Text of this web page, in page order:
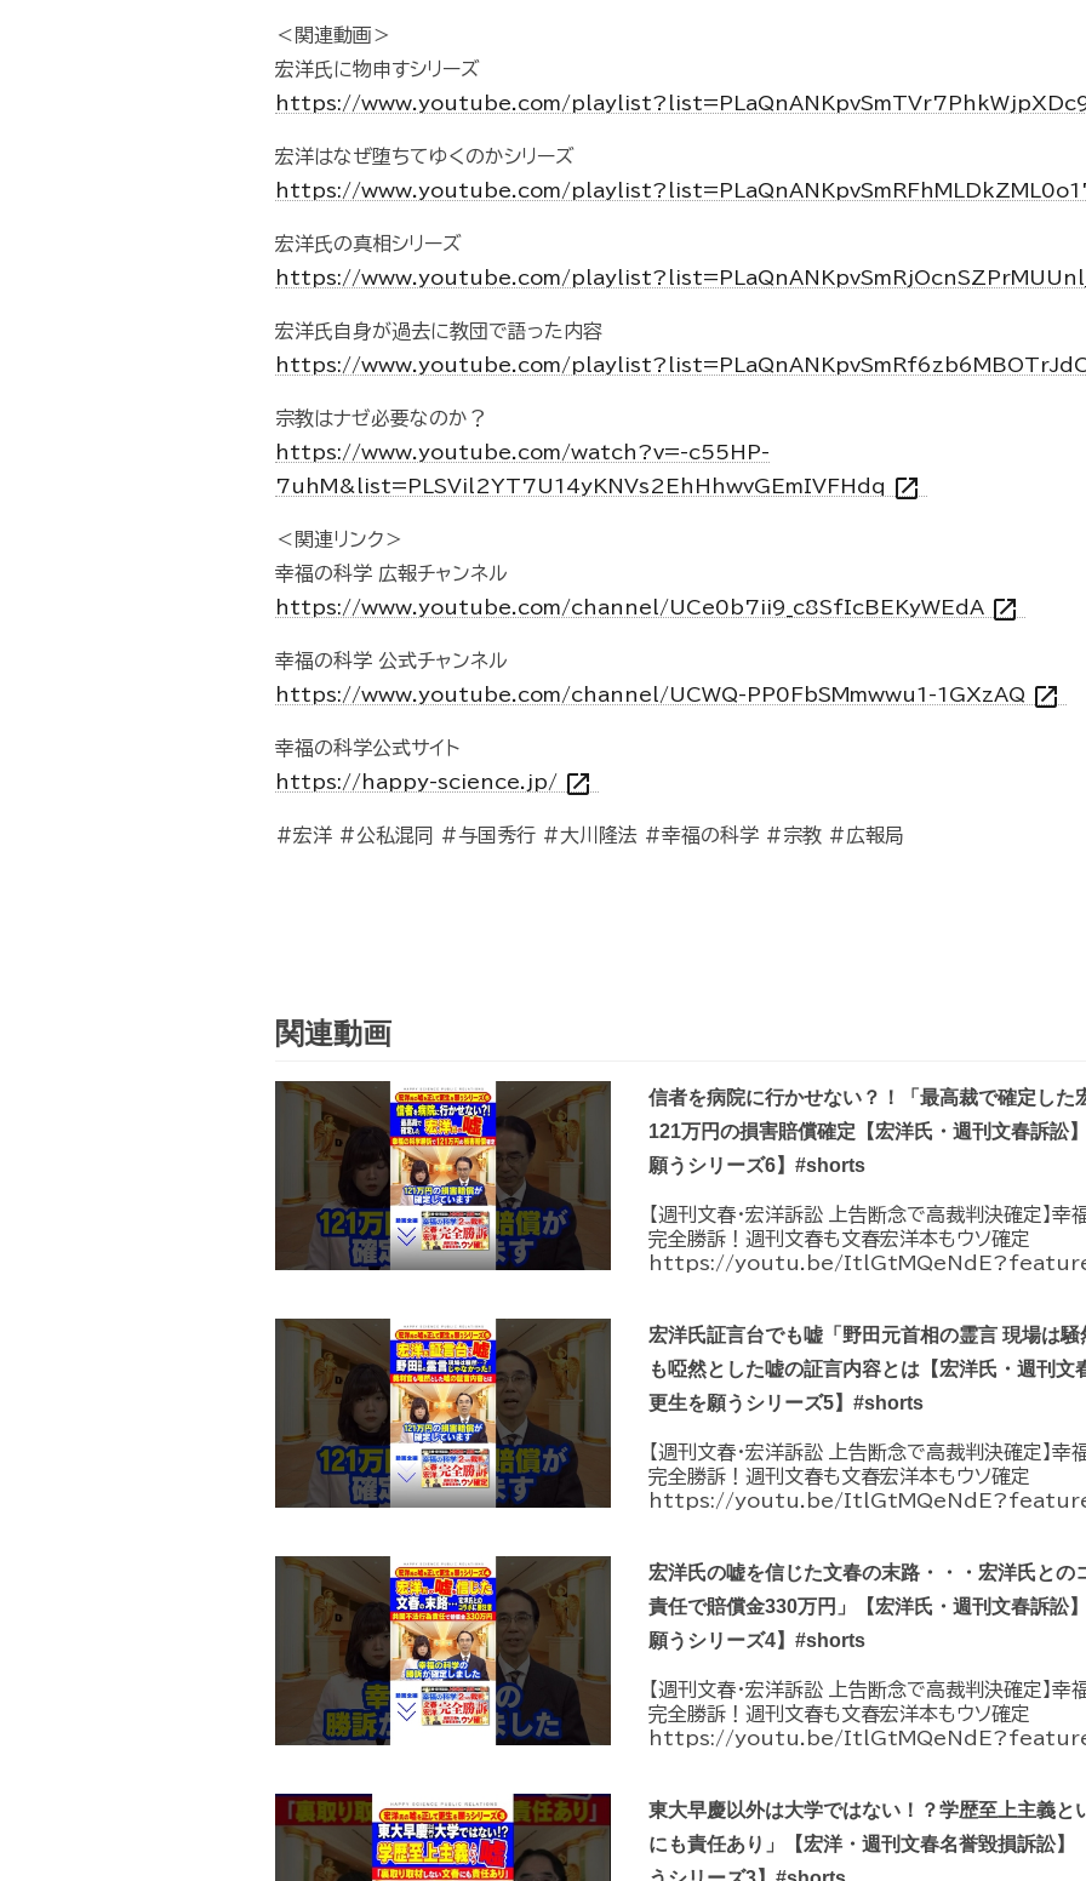
＜関連動画＞
宏洋氏に物申すシリーズ
https://www.youtube.com/
宏洋はなぜ堕ちてゆくのかシリーズ
https://www.youtube.com/
宏洋氏の真相シリーズ
https://www.youtube.com/
宏洋氏自身が過去に教団で語った内容
https://www.youtube.com/
宗教はナゼ必要なのか？
https://www.youtube.com/watch?v=-c55HP-
7uhM&list=PLSVil2YT7U14yKNVs2EhHhwvGEmIVFHdq
open_in_new
＜関連リンク＞
幸福の科学 広報チャンネル
https://www.youtube.com/channel/UCe0b7ii9_c8SfIcBEKyWEdA open_in_new
幸福の科学 公式チャンネル
https://www.youtube.com/channel/UCWQ-PP0FbSMmwwu1-1GXzAQ open_in_new
幸福の科学公式サイト
https://happy-science.jp/ open_in_new
#宏洋 #公私混同 #与国秀行 #大川隆法 #幸福の科学 #宗教 #広報局
関連動画
信者を病院に行かせない？！「最高裁で確定した
121万円の損害賠償確定【宏洋氏・週刊文春訴訟
願うシリーズ6】#shorts
【週刊文春・宏洋訴訟 上告断念で高裁判決確定】幸
完全勝訴！週刊文春も文春宏洋本もウソ確定
https://youtu.be/
宏洋氏証言台でも嘘「野田元首相の霊言 現場は
も啞然とした嘘の証言内容とは【宏洋氏・週刊文
更生を願うシリーズ5】#shorts
【週刊文春・宏洋訴訟 上告断念で高裁判決確定】幸
完全勝訴！週刊文春も文春宏洋本もウソ確定
https://youtu.be/
宏洋氏の嘘を信じた文春の末路・・・宏洋氏との
責任で賠償金330万円」【宏洋氏・週刊文春訴訟
願うシリーズ4】#shorts
【週刊文春・宏洋訴訟 上告断念で高裁判決確定】幸
完全勝訴！週刊文春も文春宏洋本もウソ確定
https://youtu.be/
東大早慶以外は大学ではない！？学歴至上主義と
にも責任あり」【宏洋・週刊文春名誉毀損訴訟】